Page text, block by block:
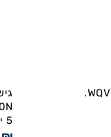
גישור 3 קטבים WQV 70N|3.
5 יח'